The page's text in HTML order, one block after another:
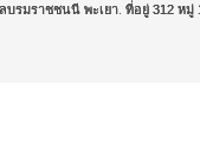
รมราชชนนี พะเยา. ที่อยู่ 312 หมู่